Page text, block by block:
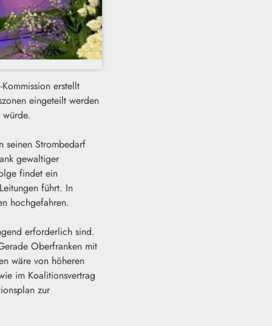
erstellt
eingeteilt werden
seinen Strombedarf
gewaltiger
findet ein
führt. In
hochgefahren.
erforderlich sind.
Oberfranken mit
wäre von höheren
im Koalitionsvertrag
zur